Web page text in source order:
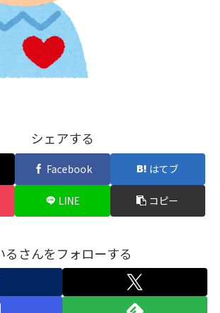
シェアする
Facebook はてブ
LINE コピー
るさんをフォローする